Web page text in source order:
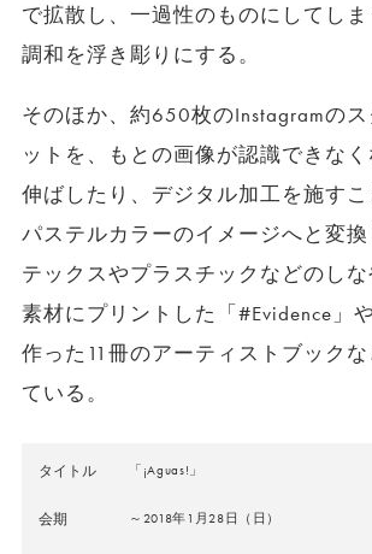
で拡散し、一過性のものにしてし
調和を浮き彫りにする。
そのほか、約650枚のInstagramの
ットを、もとの画像が認識できな
伸ばしたり、デジタル加工を施す
パステルカラーのイメージへと変換
テックスやプラスチックなどのし
素材にプリントした「#Evidence」
作った11冊のアーティストブック
ている。
タイトル 「¡Aguas!」
会期 ～2018年1月28日（日）